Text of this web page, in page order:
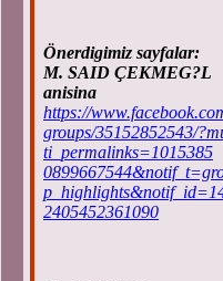
Önerdigimiz sayfalar:
M. SAID ÇEKMEG?L
anisina
https://
groups/35152852543/
ti_permalinks=1015385
2405452361090